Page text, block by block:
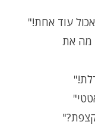
עוד אחת!"
מה את